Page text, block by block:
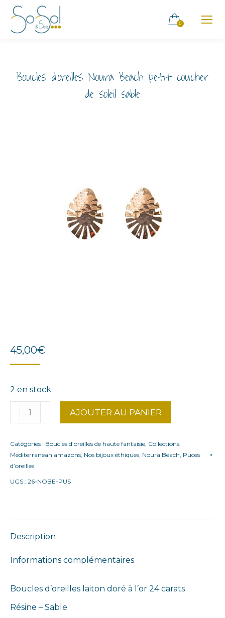
0
Boucles d’oreilles Noura Beach petit coucher
de soleil sable
45,00€
2 en stock
quantité
de
d'oreilles
Noura
AJOUTER AU PANIER
Catégories : Boucles d’oreilles de haute fantaisie, Collections,
Mediterranean amazons, Nos bijoux éthiques, Noura Beach, Puces
d’oreilles
UGS : 26-NOBE-PUS
Description
Informations complémentaires
Boucles d’oreilles laiton doré à l’or 24 carats
Résine – Sable